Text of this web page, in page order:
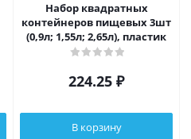
Набор квадратных
контейнеров пищевых 3шт
(0,9л; 1,55л; 2,65л), пластик
224.25 ₽
В корзину